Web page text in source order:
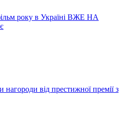
року в Україні ВЖЕ НА
від престижної премії з